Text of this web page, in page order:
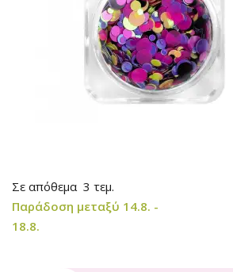
Σε απόθεμα 3 τεμ.
Παράδοση μεταξύ 14.8. -
18.8.